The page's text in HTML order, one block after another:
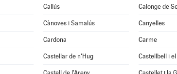
Callús Calonge de
Cànoves i Samalús Canyelles
Cardona Carme
Castellar de n'Hug Castellbell i